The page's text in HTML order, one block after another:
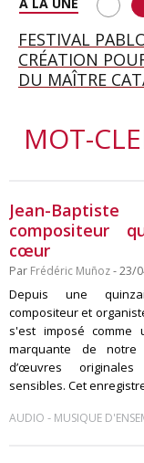
SAINT
SOIRÉE
CASTELLUCCI
FESTIVAL
CRÉATION
DU MAÎTRE
A BAYREUTH,
WAGNÉRIEN
BETSY JOLAS
ANNIVERSAIRE
GEORGE
CETTE
MOT-
Jean-
compositeur
cœur
Par Frédéric Muñoz- 23/
Depuis une
compositeur et
s'est imposé comme
marquante de
d’œuvres
sensibles. Cet
AUDIO - MUSIQUE